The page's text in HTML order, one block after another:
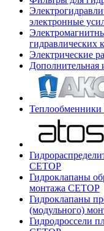
электронные
гидравлических
Электрические
Дополнительная
Теплообменники
СЕТОР
Гидроклапаны
монтажа CETOP
Гидроклапаны
(модульного)
Гидродроссели